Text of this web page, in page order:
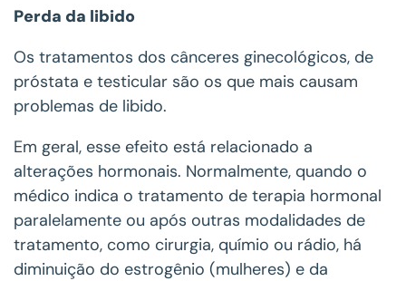
Perda da libido
Os tratamentos dos cânceres ginecológicos, de
próstata e testicular são os que mais causam
problemas de libido.
Em geral, esse efeito está relacionado a
alterações hormonais. Normalmente, quando o
médico indica o tratamento de terapia hormonal
paralelamente ou após outras modalidades de
tratamento, como cirurgia, químio ou rádio, há
diminuição do estrogênio (mulheres) e da